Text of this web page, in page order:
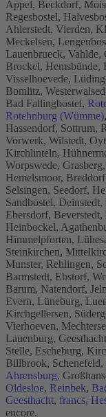
Appel, Beckdorf,
Regesbostel,
Ahlerstedt, Vierden,
Meckelsen,
Lauenbrueck, Vahlde,
Brockel, Hemsbünde,
Visselhoevede,
Bomlitz,
Bad Fallingbostel,
Rotehnburg (Wümme),
Hassendorf, Sottrum,
Vorwerk, Wilstedt,
Kirchlinteln,
Worpswede,
Hemelsmoor,
Selsingen, Seedorf,
Sandbostel,
Ebersdorf,
Heinbockel,
Himmelpforten,
Steinkirchen,
Munster, Rehlingen,
Barmstedt, Ebstorf,
Barum, Natendorf,
Evern, Lüneburg,
Kirchgellersen,
Vierhoeven,
Lauenburg,
Stelle, Escheburg,
Billbrook, Schenefeld,
Ahrensburg,
Oldesloe, Reinbek,
Geesthacht, francs,
encore.